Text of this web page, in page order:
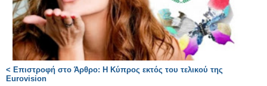
< Επιστροφή στο Άρθρο: Η Κύπρος εκτός του τελικού της
Eurovision